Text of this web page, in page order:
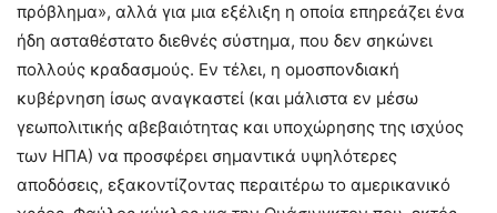
πρόβλημα», αλλά για μια εξέλιξη η οποία επηρεάζει ένα
ήδη ασταθέστατο διεθνές σύστημα, που δεν σηκώνει
πολλούς κραδασμούς. Εν τέλει, η ομοσπονδιακή
κυβέρνηση ίσως αναγκαστεί (και μάλιστα εν μέσω
γεωπολιτικής αβεβαιότητας και υποχώρησης της ισχύος
των ΗΠΑ) να προσφέρει σημαντικά υψηλότερες
αποδόσεις, εξακοντίζοντας περαιτέρω το αμερικανικό